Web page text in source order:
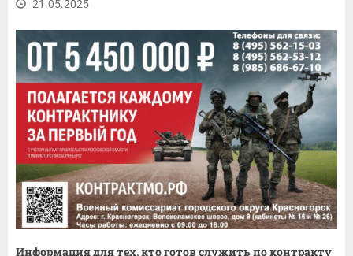
21.05.2025
Информация для тех, кто готов служить по контракту